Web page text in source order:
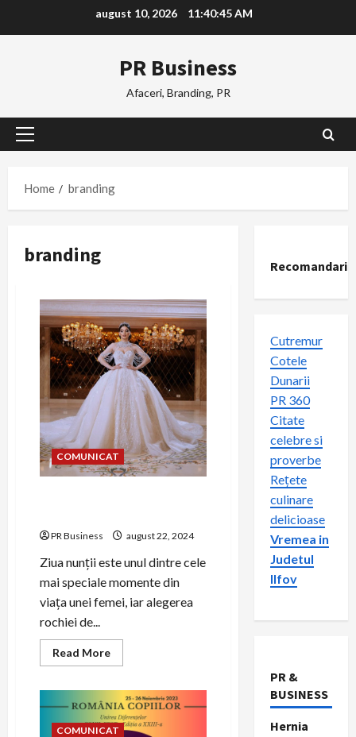
august 10, 2026 11:40:46 AM
PR Business
Afaceri, Branding, PR
Primary
Home
branding
branding
COMUNICAT
PR Business august 22, 2024
Ziua nunții este unul dintre cele
mai speciale momente din
viața unei femei, iar alegerea
rochiei de...
Read MoreRead
more
rochiei
de
mireasă
perfecte
COMUNICAT
Recomandari
Cutremur
Cotele
Dunarii
PR 360
Citate
celebre si
proverbe
Rețete
culinare
delicioase
Vremea in
Judetul
Ilfov
PR &
BUSINESS
Hernia